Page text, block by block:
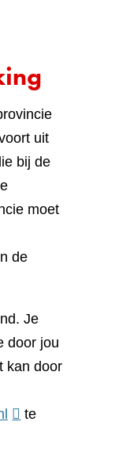
uit
bij de
moet
de
Je
door jou
kan door
te